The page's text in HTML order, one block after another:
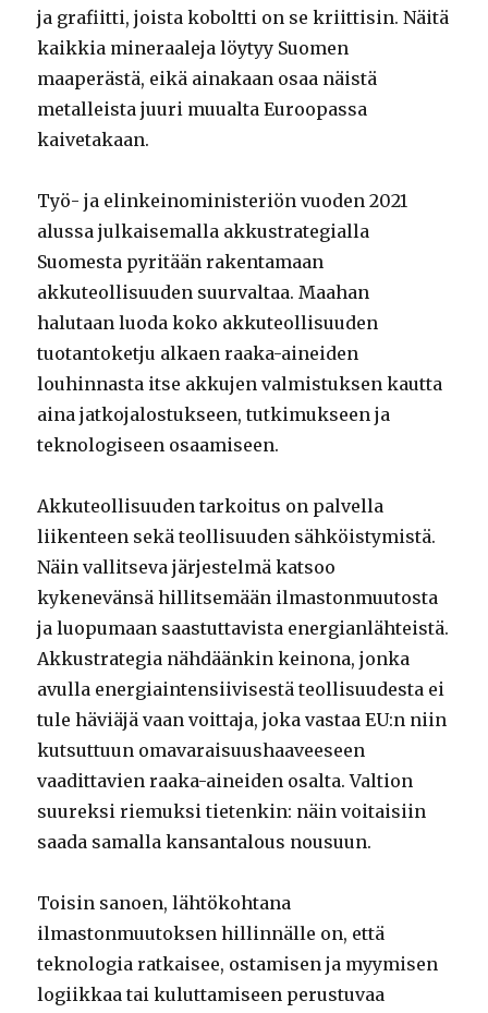
ja grafiitti, joista koboltti on se kriittisin. Näitä
kaikkia mineraaleja löytyy Suomen
maaperästä, eikä ainakaan osaa näistä
metalleista juuri muualta Euroopassa
kaivetakaan.
Työ- ja elinkeinoministeriön vuoden 2021
alussa julkaisemalla akkustrategialla
Suomesta pyritään rakentamaan
akkuteollisuuden suurvaltaa. Maahan
halutaan luoda koko akkuteollisuuden
tuotantoketju alkaen raaka-aineiden
louhinnasta itse akkujen valmistuksen kautta
aina jatkojalostukseen, tutkimukseen ja
teknologiseen osaamiseen.
Akkuteollisuuden tarkoitus on palvella
liikenteen sekä teollisuuden sähköistymistä.
Näin vallitseva järjestelmä katsoo
kykenevänsä hillitsemään ilmastonmuutosta
ja luopumaan saastuttavista energianlähteistä.
Akkustrategia nähdäänkin keinona, jonka
avulla energiaintensiivisestä teollisuudesta ei
tule häviäjä vaan voittaja, joka vastaa EU:n niin
kutsuttuun omavaraisuushaaveeseen
vaadittavien raaka-aineiden osalta. Valtion
suureksi riemuksi tietenkin: näin voitaisiin
saada samalla kansantalous nousuun.
Toisin sanoen, lähtökohtana
ilmastonmuutoksen hillinnälle on, että
teknologia ratkaisee, ostamisen ja myymisen
logiikkaa tai kuluttamiseen perustuvaa